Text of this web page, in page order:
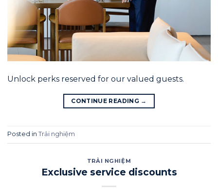
Unlock perks reserved for our valued guests.
CONTINUE READING →
Posted in Trải nghiệm
TRẢI NGHIỆM
Exclusive service discounts